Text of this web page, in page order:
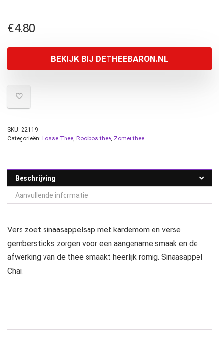
€4.80
BEKIJK BIJ DETHEEBARON.NL
SKU: 22119
Categorieën: Losse Thee, Rooibos thee, Zomer thee
Beschrijving
Aanvullende informatie
Vers zoet sinaasappelsap met kardemom en verse
gembersticks zorgen voor een aangename smaak en de
afwerking van de thee smaakt heerlijk romig. Sinaasappel
Chai.